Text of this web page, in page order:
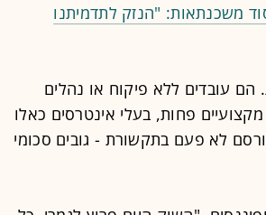
משכנתאות: "הנזק לתדמיתנו
יועצי משכנתאות. הם עובדים ללא פיקוח או נהלים
פחות, בעלי אינטרסים כאלו
לא פעם בתקשורת - גובים סכומי